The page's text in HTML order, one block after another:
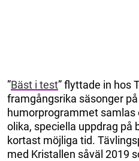
”Bäst i test” flyttade in hos
framgångsrika säsonger
humorprogrammet
olika, speciella uppdrag på
kortast möjliga tid.
med Kristallen såväl 2019